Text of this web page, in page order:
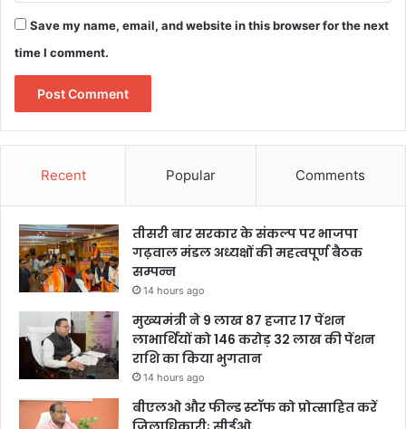
Save my name, email, and website in this browser for the next
time I comment.
Recent Popular Comments
तीसरी बार सरकार के संकल्प पर भाजपा
गढ़वाल मंडल अध्यक्षों की महत्वपूर्ण बैठक
सम्पन्न
14 hours ago
मुख्यमंत्री ने 9 लाख 87 हजार 17 पेंशन
लाभार्थियों को 146 करोड़ 32 लाख की पेंशन
राशि का किया भुगतान
14 hours ago
बीएलओ और फील्ड स्टॉफ को प्रोत्साहित करें